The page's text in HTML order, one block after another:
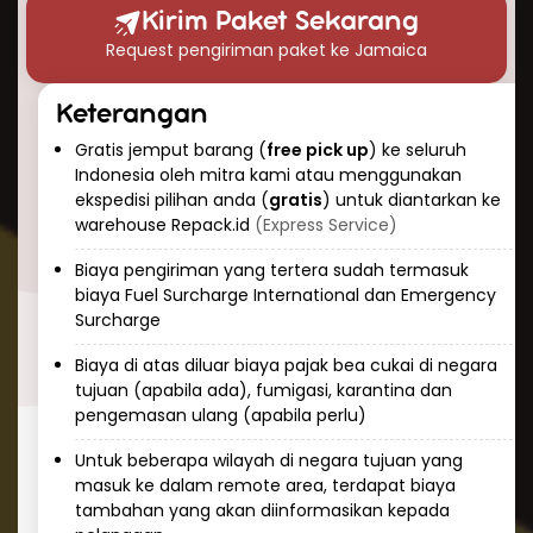
waktu pengiriman paket ke Jamaica?” Berikut
perkiraan waktu pengiriman udara yang dapat
Anda harapkan:
Pengiriman ekspres: 3-5 hari kerja
Pengiriman standar: 5-7 hari kerja
Keunggulan pengiriman udara adalah
konsistensi dan prediktabilitas. Tim Repack.id
selalu memantau paket Anda selama
perjalanan dan memberikan informasi
pelacakan real-time sehingga Anda dapat
mengetahui status pengiriman kapan saja.
Cara Kirim Dokumen ke Jamaica
dengan Aman
Mengirim dokumen penting ke Jamaica
membutuhkan penanganan khusus dan
keamanan tinggi. Repack.id menawarkan
layanan khusus untuk pengiriman dokumen ke
Kirim Paket Sekarang
Request pengiriman paket ke Jamaica
Keterangan
Gratis jemput barang (free pick up) ke seluruh
Indonesia oleh mitra kami atau menggunakan
ekspedisi pilihan anda (gratis) untuk diantarkan ke
warehouse Repack.id (Express Service)
Biaya pengiriman yang tertera sudah termasuk
biaya Fuel Surcharge International dan Emergency
Surcharge
Biaya di atas diluar biaya pajak bea cukai di negara
tujuan (apabila ada), fumigasi, karantina dan
pengemasan ulang (apabila perlu)
Untuk beberapa wilayah di negara tujuan yang
masuk ke dalam remote area, terdapat biaya
tambahan yang akan diinformasikan kepada